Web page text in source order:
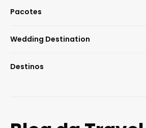
Pacotes
Wedding Destination
Destinos